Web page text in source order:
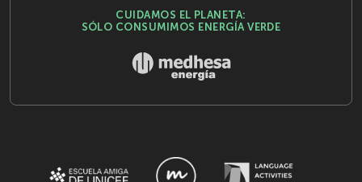
CUIDAMOS EL PLANETA:
SÓLO CONSUMIMOS ENERGÍA VERDE